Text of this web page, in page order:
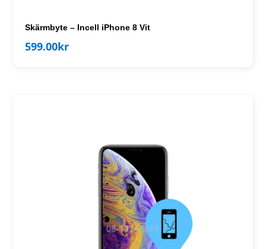
Skärmbyte – Incell iPhone 8 Vit
599.00kr